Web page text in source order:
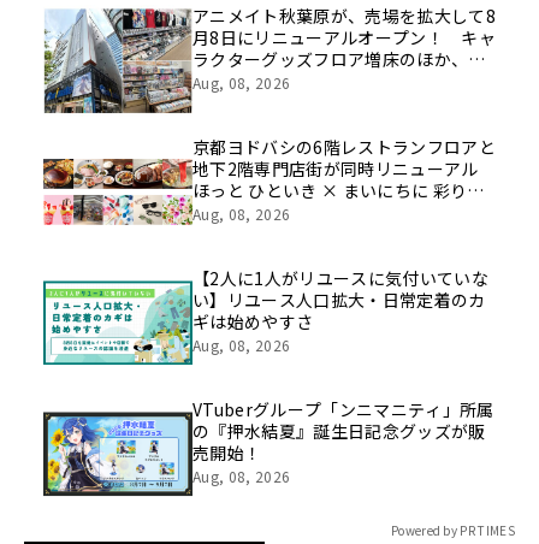
像を公開！
アニメイト秋葉原が、売場を拡大して8
月8日にリニューアルオープン！ キャ
ラクターグッズフロア増床のほか、新
たにカプセルトイ特化フロアや期間限
Aug, 08, 2026
京都ヨドバシの6階レストランフロアと
地下2階専門店街が同時リニューアル
ほっと ひといき × まいにちに 彩りと
豊かさと
Aug, 08, 2026
【2人に1人がリユースに気付いていな
い】リユース人口拡大・日常定着のカ
ギは始めやすさ
Aug, 08, 2026
VTuberグループ「ンニマニティ」所属
の『押水結夏』誕生日記念グッズが販
売開始！
Aug, 08, 2026
Powered by PR TIMES